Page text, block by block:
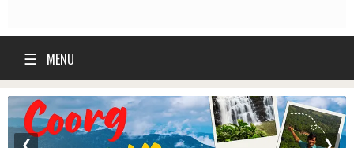
☰ MENU
❮ ❯